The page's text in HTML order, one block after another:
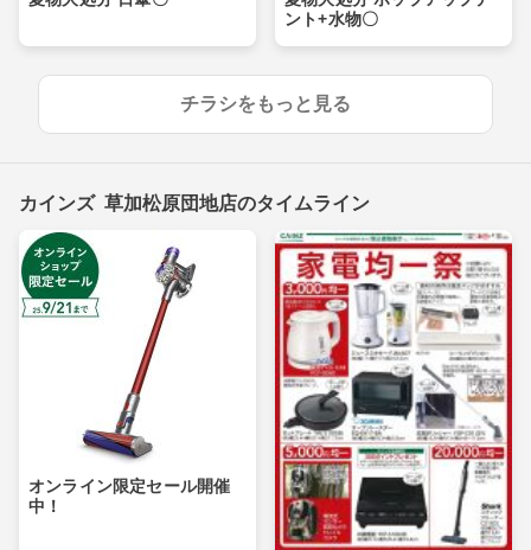
ント+水物〇
チラシをもっと見る
カインズ 草加松原団地店のタイムライン
オンライン限定セール開催
中！